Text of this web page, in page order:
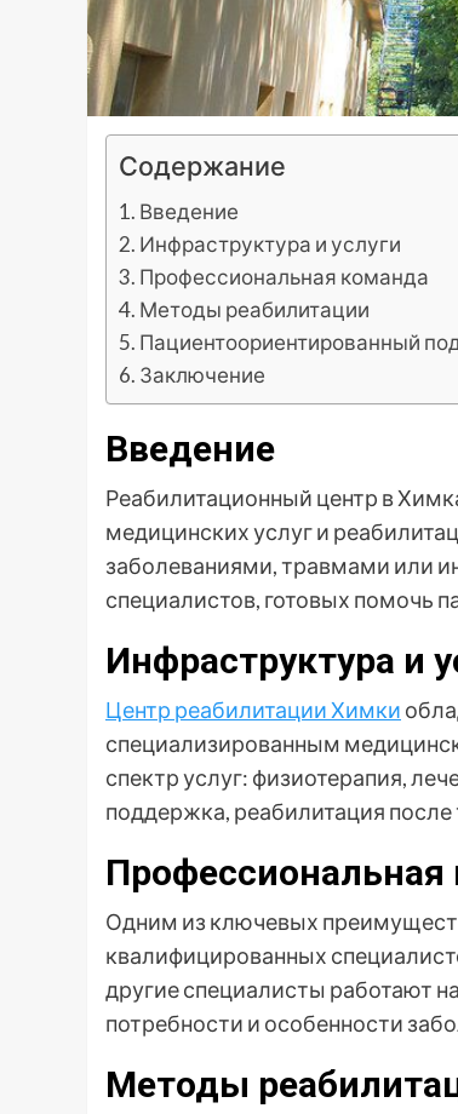
Содержание
Введение
Инфраструктура и услуги
Профессиональная команда
Методы реабилитации
Пациентоориентированный
Заключение
Введение
Реабилитационный центр в
медицинских услуг и
заболеваниями, травмами или
специалистов, готовых помочь
Инфраструктура и
Центр реабилитации Химки
специализированным
спектр услуг: физиотерапия,
поддержка, реабилитация
Профессиональная
Одним из ключевых
квалифицированных
другие специалисты работают
потребности и особенности
Методы